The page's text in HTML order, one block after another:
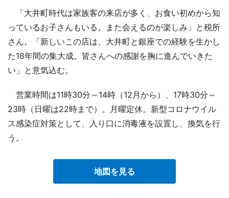
「大井町時代は家族客の来店が多く、お食い初めから知
っているお子さんもいる。また会えるのが楽しみ」と税所
さん。「新しいこの店は、大井町と銀座での経験を生かし
た18年間の集大成。皆さんへの感謝を胸に進んでいきた
い」と意気込む。
営業時間は11時30分～14時（12月から）、17時30分～
23時（日曜は22時まで）。月曜定休。新型コロナウイル
ス感染症対策として、入り口に消毒液を設置し、換気を行
う。
地図を見る